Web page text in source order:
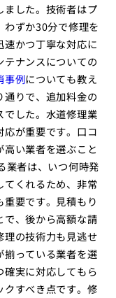
ました。技術者はプ
わずか30分で修理を
かつ丁寧な対応に
ナンスについての
事例についても教え
りで、追加料金の
でした。水道修理業
が重要です。口コ
い業者を選ぶこと
業者は、いつ何時発
てくれるため、非常
要です。見積もり
で、後から高額な請
理の技術力も見逃せ
揃っている業者を選
実に対応してもら
クすべき点です。修